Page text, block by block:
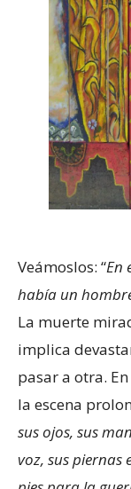
Veámoslos: “En
había un
La muerte
implica
pasar a otra.
la escena
sus ojos, sus
voz, sus piernas